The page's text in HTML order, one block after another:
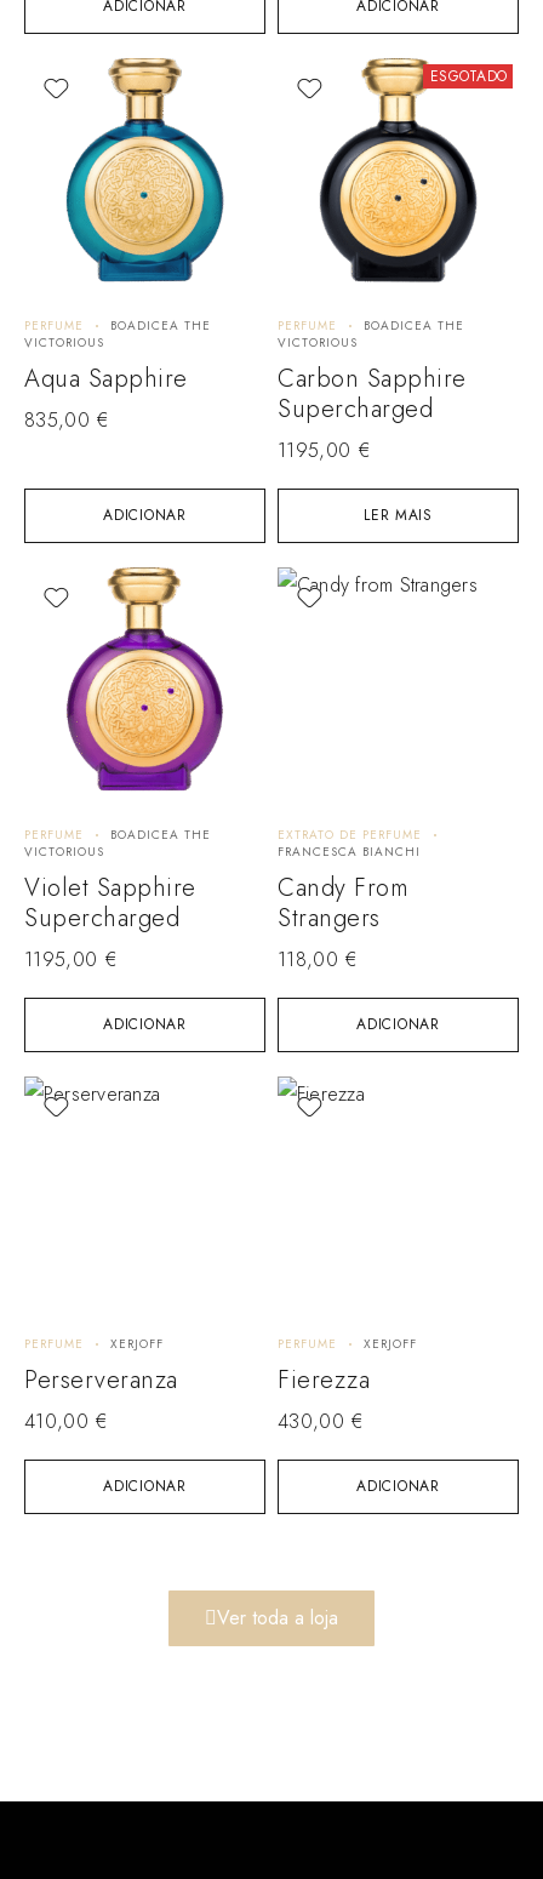
ADICIONAR ADICIONAR
ADICIONAR
PERFUME
BOADICEA THE
VICTORIOUS
Aqua Sapphire
835,00 €
ESGOTADO
LER MAIS
PERFUME
BOADICEA THE
VICTORIOUS
Carbon Sapphire
Supercharged
1195,00 €
ADICIONAR
PERFUME
BOADICEA THE
VICTORIOUS
Violet Sapphire
Supercharged
1195,00 €
ADICIONAR
EXTRATO DE PERFUME
FRANCESCA BIANCHI
Candy From
Strangers
118,00 €
ADICIONAR
PERFUME XERJOFF
Perserveranza
410,00 €
ADICIONAR
PERFUME XERJOFF
Fierezza
430,00 €
Ver toda a loja